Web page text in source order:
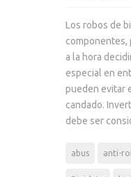
Los robos de
componentes,
a la hora
especial en
pueden evitar
candado.
debe ser
abus anti-